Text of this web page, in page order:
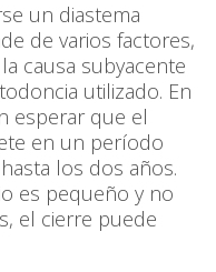
un diastema
de varios factores,
causa subyacente
utilizado. En
esperar que el
en un período
los dos años.
es pequeño y no
el cierre puede